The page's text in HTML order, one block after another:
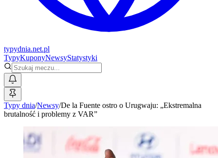
typydnia.net.pl
TypyKuponyNewsyStatystyki
Typy dnia/Newsy/De la Fuente ostro o Urugwaju: „Ekstremalna
brutalność i problemy z VAR”